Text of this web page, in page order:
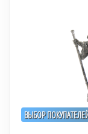
ВЫБОР